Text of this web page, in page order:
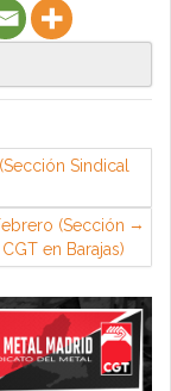
Sindical
(Sección
en Barajas)